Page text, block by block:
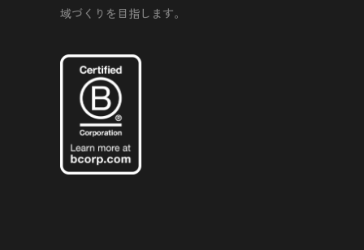
域づくりを目指します。